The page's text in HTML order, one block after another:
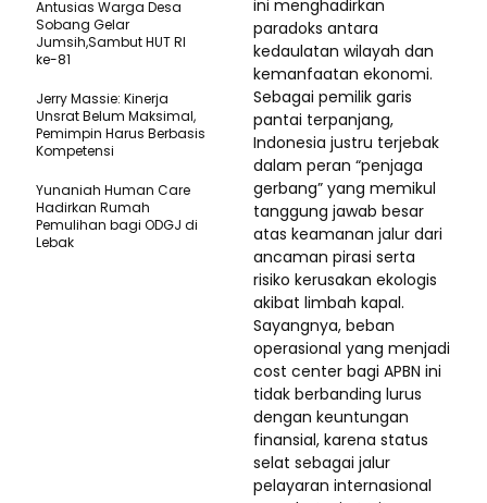
ini menghadirkan
paradoks antara
kedaulatan wilayah dan
kemanfaatan ekonomi.
Sebagai pemilik garis
pantai terpanjang,
Indonesia justru terjebak
dalam peran “penjaga
gerbang” yang memikul
tanggung jawab besar
atas keamanan jalur dari
ancaman pirasi serta
risiko kerusakan ekologis
akibat limbah kapal.
Sayangnya, beban
operasional yang menjadi
cost center bagi APBN ini
tidak berbanding lurus
dengan keuntungan
finansial, karena status
selat sebagai jalur
pelayaran internasional
Antusias Warga Desa
Sobang Gelar
Jumsih,Sambut HUT RI
ke-81
Jerry Massie: Kinerja
Unsrat Belum Maksimal,
Pemimpin Harus Berbasis
Kompetensi
Yunaniah Human Care
Hadirkan Rumah
Pemulihan bagi ODGJ di
Lebak